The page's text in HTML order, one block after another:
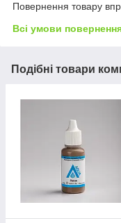
Повернення товару
Всі умови
Подібні товари